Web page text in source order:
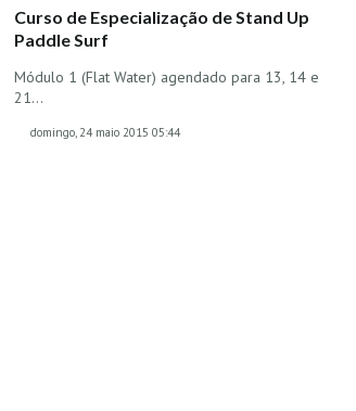
Curso de Especialização de Stand Up
Paddle Surf
Módulo 1 (Flat Water) agendado para 13, 14 e
21…
domingo, 24 maio 2015 05:44